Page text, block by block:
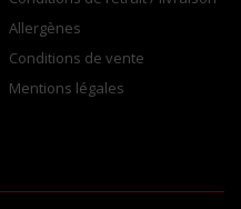
Allergènes
Conditions de vente
Mentions légales